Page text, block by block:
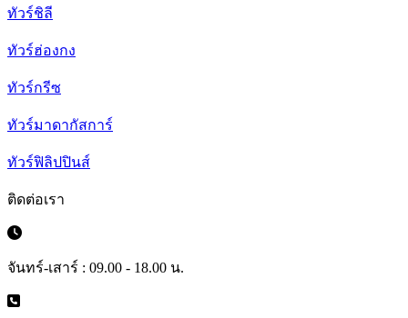
ทัวร์ชิลี
ทัวร์ฮ่องกง
ทัวร์กรีซ
ทัวร์มาดากัสการ์
ทัวร์ฟิลิปปินส์
ติดต่อเรา
จันทร์-เสาร์ : 09.00 - 18.00 น.